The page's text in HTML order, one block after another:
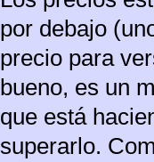
por debajo
precio para
bueno, es un
que está
superarlo.